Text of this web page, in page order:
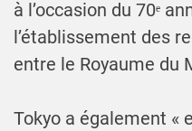
à l’occasion du 70ᵉ
l’établissement des
entre le Royaume du
Tokyo a également «